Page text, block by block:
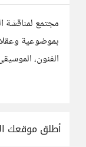
مجتمع لمناقشة
بموضوعية
الفنون،
أطلق موقعك